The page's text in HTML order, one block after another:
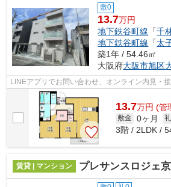
敷0
13.7万円
地下鉄谷町線 「千
地下鉄谷町線 「太
築1年 / 54.46㎡
大阪府大阪市旭区
LINEアプリでお問い合わせ、オンライン内見・接
13.7万円 (管
敷金 0ヶ月
3階 / 2LDK /
賃貸 | マンション プレサンスロジェ京橋